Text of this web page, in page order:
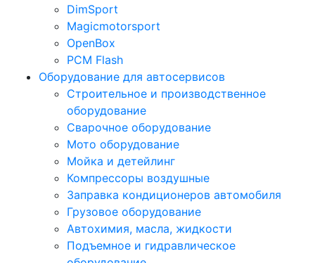
DimSport
Magicmotorsport
OpenBox
PCM Flash
Оборудование для автосервисов
Строительное и производственное
оборудование
Сварочное оборудование
Мото оборудование
Мойка и детейлинг
Компрессоры воздушные
Заправка кондиционеров автомобиля
Грузовое оборудование
Автохимия, масла, жидкости
Подъемное и гидравлическое